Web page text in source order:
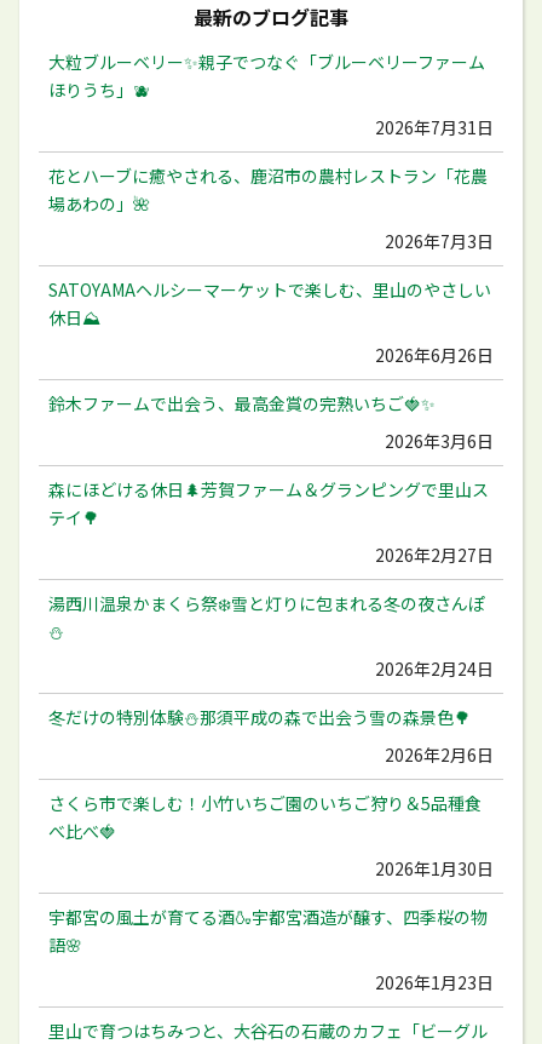
最新のブログ記事
大粒ブルーベリー✨️親子でつなぐ「ブルーベリーファーム
ほりうち」🫐
2026年7月31日
花とハーブに癒やされる、鹿沼市の農村レストラン「花農
場あわの」🌺
2026年7月3日
SATOYAMAヘルシーマーケットで楽しむ、里山のやさしい
休日⛰️
2026年6月26日
鈴木ファームで出会う、最高金賞の完熟いちご🍓✨
2026年3月6日
森にほどける休日🌲芳賀ファーム＆グランピングで里山ス
テイ🌳
2026年2月27日
湯西川温泉かまくら祭❄️雪と灯りに包まれる冬の夜さんぽ
⛄️
2026年2月24日
冬だけの特別体験⛄️那須平成の森で出会う雪の森景色🌳
2026年2月6日
さくら市で楽しむ！小竹いちご園のいちご狩り＆5品種食
べ比べ🍓
2026年1月30日
宇都宮の風土が育てる酒🍶宇都宮酒造が醸す、四季桜の物
語🌸
2026年1月23日
里山で育つはちみつと、大谷石の石蔵のカフェ「ビーグル